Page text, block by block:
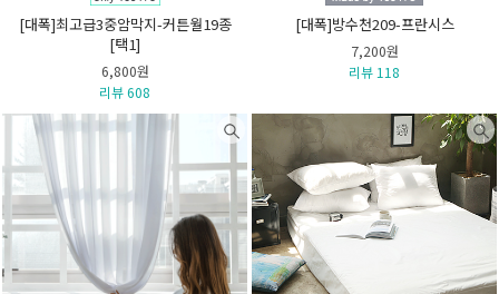
[대폭]최고급3중암막지-커튼월19종
[택1]
6,800원
리뷰 608
[대폭]방수천209-프란시스
7,200원
리뷰 118